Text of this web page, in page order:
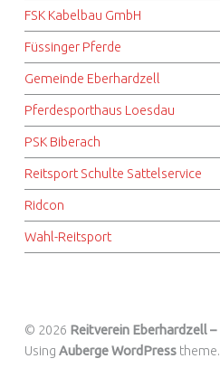
FSK Kabelbau GmbH
Füssinger Pferde
Gemeinde Eberhardzell
Pferdesporthaus Loesdau
PSK Biberach
Reitsport Schulte Sattelservice
Ridcon
Wahl-Reitsport
© 2026 Reitverein Eberhardzell
Using AubergeWordPresstheme.